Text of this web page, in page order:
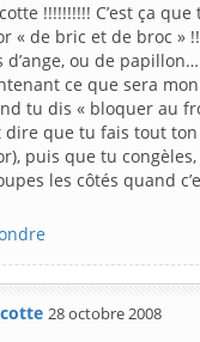
!!!!!!!!!! C’est ça
« de bric et de broc »
d’ange, ou de papillon…
ce que sera
tu dis « bloquer au
dire que tu fais tout
puis que tu congèles,
les côtés quand
28 octobre 2008